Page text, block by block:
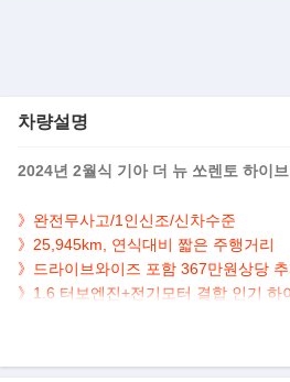
차량설명
2024년 2월식 기아 더 뉴 쏘렌토 하이
》완전무사고/1인신조/신차수준
》 25,945km, 연식대비 짧은 주행거리
》드라이브와이즈 포함 367만원상당
》1.6 터보엔진+전기모터 결합 인기 하